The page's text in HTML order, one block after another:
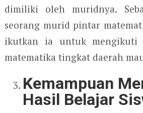
dimiliki oleh muridnya.
seorang murid pintar
ikutkan ia untuk mengikuti
matematika tingkat daerah
Kemampuan
Hasil Belajar